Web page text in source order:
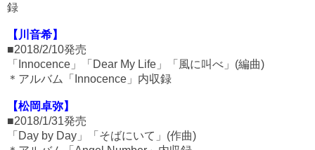
録
【川音希】
■2018/2/10発売
「Innocence」「Dear My Life」「風に叫べ」(編曲)
＊アルバム「Innocence」内収録
【松岡卓弥】
■2018/1/31発売
「Day by Day」「そばにいて」(作曲)